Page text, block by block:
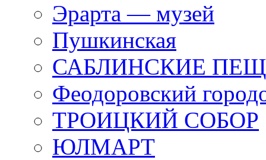
Эрарта — музей
Пушкинская
САБЛИНСКИЕ
Феодоровский
ТРОИЦКИЙ СОБОР
ЮЛМАРТ